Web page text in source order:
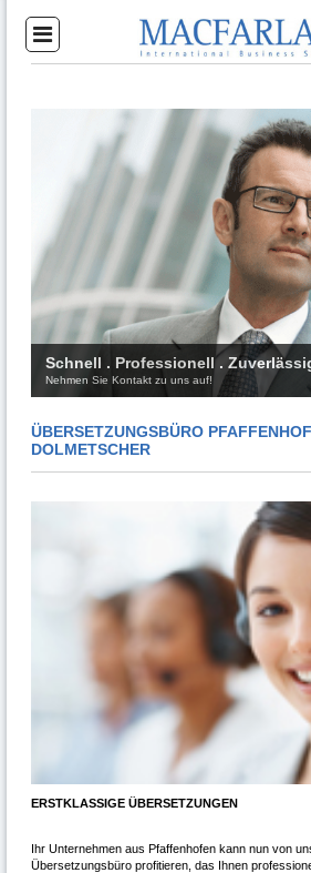
Schnell . Professionell .
Nehmen Sie Kontakt zu uns auf!
ÜBERSETZUNGSBÜRO
DOLMETSCHER
ERSTKLASSIGE ÜBERSETZUNGEN
Ihr Unternehmen aus Pfaffenhofen kann nun von
Übersetzungsbüro profitieren, das Ihnen